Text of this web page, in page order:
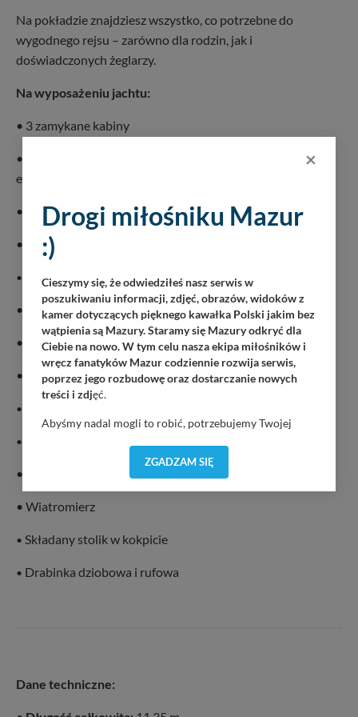
Na pokładzie znajdziesz wszystko, co potrzebne do
wygodnego rejsu – zarówno dla rodzin, jak i
doświadczonych żeglarzy.
Na wyposażeniu jachtu:
• 3 zamykane kabiny
• Duża łazienka z przestronnym prysznicem i toaletą
elektryczną
• Kuchnia z płytą gazową i lodówką (49 L)
• TV, radio z głośnikami w mesie i kokpicie
• Gniazda 230V i USB w mesie i każdej kabinie
• Bojler ciepłej wody (30 L)
• Dziobowy ster strumieniowy
• Elektryczny kabestan
•
•
• Chartplotter
• Wiatromierz
• Składany stolik w kokpicie
• Drabinka dziobowa i rufowa
Dane techniczne:
×
Drogi miłośniku Mazur
:)
Cieszymy się, że odwiedziłeś nasz serwis w
poszukiwaniu informacji, zdjęć, obrazów, widoków z
kamer dotyczących pięknego kawałka Polski jakim bez
wątpienia są Mazury. Staramy się Mazury odkryć dla
Ciebie na nowo. W tym celu nasza ekipa miłośników i
wręcz fanatyków Mazur codziennie rozwija serwis,
poprzez jego rozbudowę oraz dostarczanie nowych
treści i zdjęć.
Abyśmy nadal mogli to robić, potrzebujemy Twojej
dostosować do Twoich preferencji. Twoje dane (w tym
pliki cookies) będą zapisywane w celu usprawnienia
wyszukania, ulubione miejsca, logowania, itp).
priorytetowe, bez poinformowania Ciebie nie będziemy
nas bezpieczne, jeśli masz wątpliwości co do naszych
trzecim. Wyjątkiem jest sytuacja, gdy przekazanie
ZGADZAM SIĘ